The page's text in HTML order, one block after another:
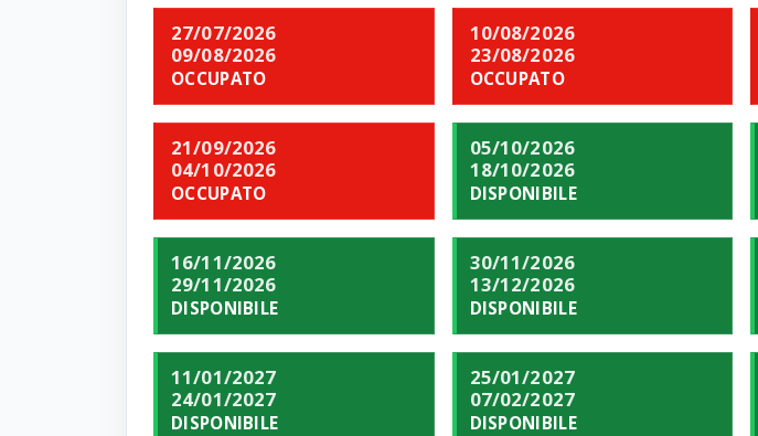
27/07/2026
09/08/2026
OCCUPATO
10/08/2026
23/08/2026
OCCUPATO
21/09/2026
04/10/2026
OCCUPATO
05/10/2026
18/10/2026
DISPONIBILE
16/11/2026
29/11/2026
DISPONIBILE
30/11/2026
13/12/2026
DISPONIBILE
11/01/2027
24/01/2027
DISPONIBILE
25/01/2027
07/02/2027
DISPONIBILE